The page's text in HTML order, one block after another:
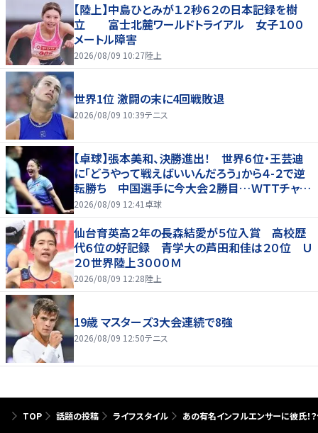
【陸上】中島ひとみが１２秒６２の日本記録を樹
立 富士北麓ワールドトライアル 女子１００
メートル障害
2026/08/09 10:27陸上
世界1位 激闘の末に4回戦敗退
2026/08/09 10:39テニス
【卓球】張本美和、決勝進出！ 世界６位・王芸迪
に「どうやって戦えばいいんだろう」から４-２で逆
転勝ち 中国選手に今大会２勝目…ＷＴＴチャン
ピオンズ横浜
2026/08/09 12:41 卓球
仙台育英高２年の長森結愛が５位入賞 高校歴
代６位の好記録 青学大の芦田和佳は２０位 Ｕ
２０世界陸上３０００Ｍ
2026/08/09 12:28陸上
19歳 マスターズ3大会連続で8強
2026/08/09 12:50テニス
TOP 話題の投稿 ライフスタイル あの有名インフルエンサーに彼氏！